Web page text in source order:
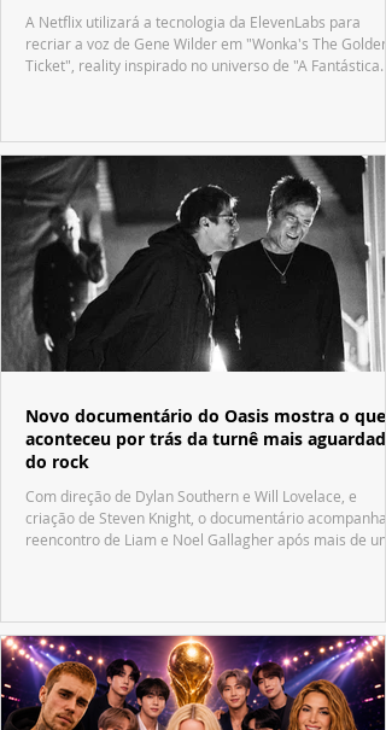
A Netflix utilizará a tecnologia da ElevenLabs para
recriar a voz de Gene Wilder em "Wonka's The Golden
Ticket", reality inspirado no universo de "A Fantástica
Novo documentário do Oasis mostra o que
aconteceu por trás da turnê mais aguardada
do rock
Com direção de Dylan Southern e Will Lovelace, e
criação de Steven Knight, o documentário acompanha
reencontro de Liam e Noel Gallagher após mais de